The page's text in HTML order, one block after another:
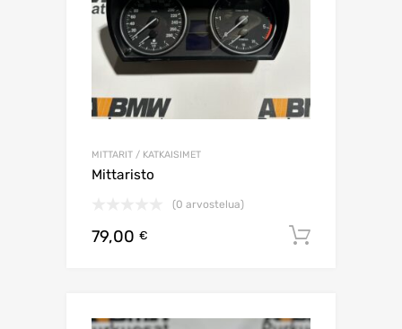
MITTARIT / KATKAISIMET
Mittaristo
(0 arvostelua)
79,00 €